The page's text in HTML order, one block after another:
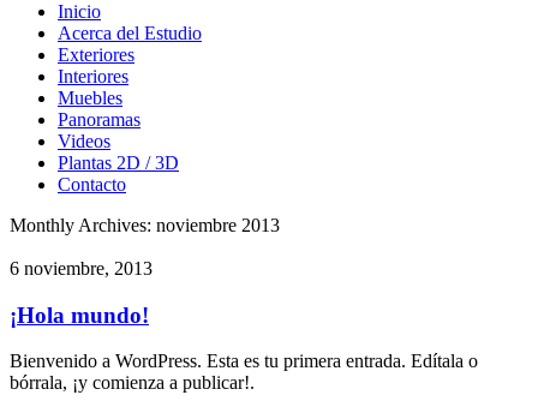
Inicio
Acerca del Estudio
Exteriores
Interiores
Muebles
Panoramas
Videos
Plantas 2D / 3D
Contacto
Monthly Archives: noviembre 2013
6 noviembre, 2013
¡Hola mundo!
Bienvenido a WordPress. Esta es tu primera entrada. Edítala o
bórrala, ¡y comienza a publicar!.